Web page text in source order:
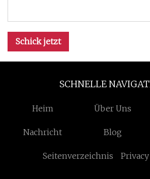
Schick jetzt
SCHNELLE
Heim Über Uns
Nachricht Blog
Seitenverzeichnis